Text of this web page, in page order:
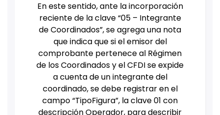
En este sentido, ante la incorporación
reciente de la clave “05 – Integrante
de Coordinados”, se agrega una nota
que indica que si el emisor del
comprobante pertenece al Régimen
de los Coordinados y el CFDI se expide
a cuenta de un integrante del
coordinado, se debe registrar en el
campo “TipoFigura”, la clave 01 con
descripción Operador, para describir